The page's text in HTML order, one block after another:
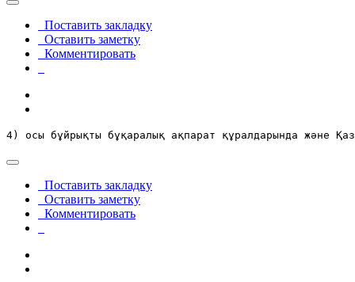
Поставить закладку
Оставить заметку
Комментировать
4) осы бұйрықты бұқаралық ақпарат құралдарында және
Поставить закладку
Оставить заметку
Комментировать